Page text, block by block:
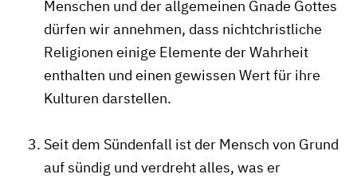
Menschen und der allgemeinen Gnade Gottes
dürfen wir annehmen, dass nichtchristliche
Religionen einige Elemente der Wahrheit
enthalten und einen gewissen Wert für ihre
Kulturen darstellen.
Seit dem Sündenfall ist der Mensch von Grund
auf sündig und verdreht alles, was er